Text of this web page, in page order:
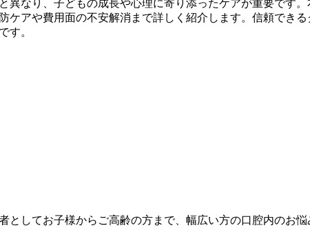
異なり、子どもの成長や心理に寄り添ったケアが重要です
ケアや費用面の不安解消まで詳しく紹介します。信頼でき
す。
としてお子様からご高齢の方まで、幅広い方の口腔内のお